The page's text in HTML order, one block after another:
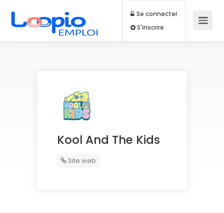
Se connecter
S'inscrire
Kool And The Kids
Site web